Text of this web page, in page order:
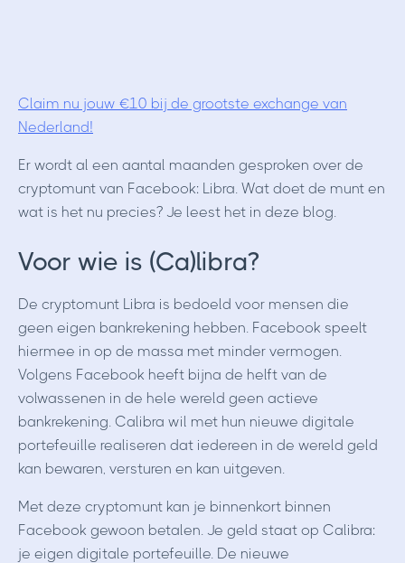
Claim nu jouw €10 bij de grootste exchange van
Nederland!
Er wordt al een aantal maanden gesproken over de
cryptomunt van Facebook: Libra. Wat doet de munt en
wat is het nu precies? Je leest het in deze blog.
Voor wie is (Ca)libra?
De cryptomunt Libra is bedoeld voor mensen die
geen eigen bankrekening hebben. Facebook speelt
hiermee in op de massa met minder vermogen.
Volgens Facebook heeft bijna de helft van de
volwassenen in de hele wereld geen actieve
bankrekening. Calibra wil met hun nieuwe digitale
portefeuille realiseren dat iedereen in de wereld geld
kan bewaren, versturen en kan uitgeven.
Met deze cryptomunt kan je binnenkort binnen
Facebook gewoon betalen. Je geld staat op Calibra:
je eigen digitale portefeuille. De nieuwe